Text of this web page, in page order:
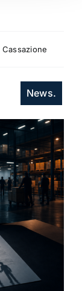
News.